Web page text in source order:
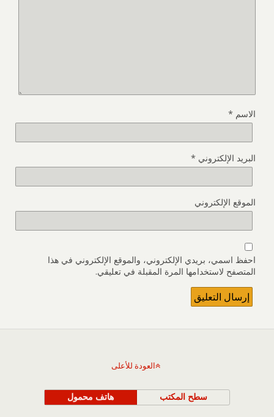
الاسم *
البريد الإلكتروني *
الموقع الإلكتروني
احفظ اسمي، بريدي الإلكتروني، والموقع الإلكتروني في هذا
المتصفح لاستخدامها المرة المقبلة في تعليقي.
العودة للأعلى
هاتف محمول سطح المكتب